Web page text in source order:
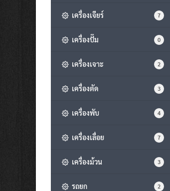
เครื่องเจียร์ 7
เครื่องปั๊ม 0
เครื่องเจาะ 2
เครื่องตัด 3
เครื่องพับ 4
เครื่องเลื่อย 7
เครื่องม้วน 3
รถยก 2